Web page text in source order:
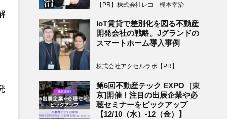
【PR】株式会社レコ 梶本幸治
IoT賃貸で差別化を図る不動産
開発会社の戦略。Jグランドの
スマートホーム導入事例
株式会社アクセルラボ【PR】
第6回不動産テック EXPO［東
京]開催！注目の出展企業や必
聴セミナーをピックアップ
【12/10（水）-12（金）】